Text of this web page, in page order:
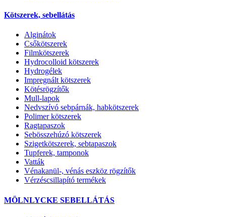
Kötszerek, sebellátás
Alginátok
Csőkötszerek
Filmkötszerek
Hydrocolloid kötszerek
Hydrogélek
Impregnált kötszerek
Kötésrögzítők
Mull-lapok
Nedvszívó sebpárnák, habkötszerek
Polimer kötszerek
Ragtapaszok
Sebösszehúzó kötszerek
Szigetkötszerek, sebtapaszok
Tupferek, tamponok
Vatták
Vénakanül-, vénás eszköz rögzítők
Vérzéscsillapító termékek
MÖLNLYCKE SEBELLÁTÁS